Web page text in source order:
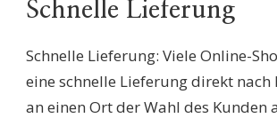
Schnelle Lieferung
Schnelle Lieferung: Viele Online-
eine schnelle Lieferung direkt nach
an einen Ort der Wahl des Kunden